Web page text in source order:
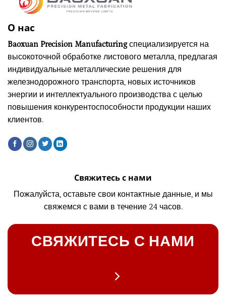
О нас
Baoxuan Precision Manufacturingспециализируется на
высокоточной обработке листового металла, предлагая
индивидуальные металлические решения для
железнодорожного транспорта, новых источников
энергии и интеллектуального производства с целью
повышения конкурентоспособности продукции наших
клиентов.
Свяжитесь с нами
Пожалуйста, оставьте свои контактные данные, и мы
свяжемся с вами в течение 24 часов.
СВЯЖИТЕСЬ С НАМИ